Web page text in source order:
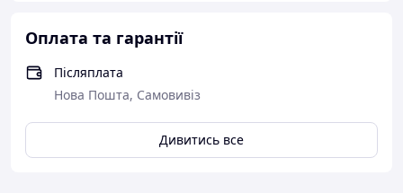
Оплата та гарантії
Післяплата
Нова Пошта, Самовивіз
Дивитись все